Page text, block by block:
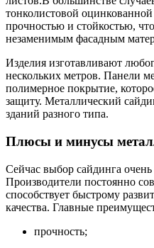
тонколистовой
прочностью и стойкостью,
незаменимым фасадным
Изделия изготавливают
нескольких метров. Панели
полимерное покрытие,
защиту. Металлический
зданий разного типа.
Плюсы и минусы
Сейчас выбор сайдинга
Производители постоянно
способствует быстрому
качества. Главные
прочность;